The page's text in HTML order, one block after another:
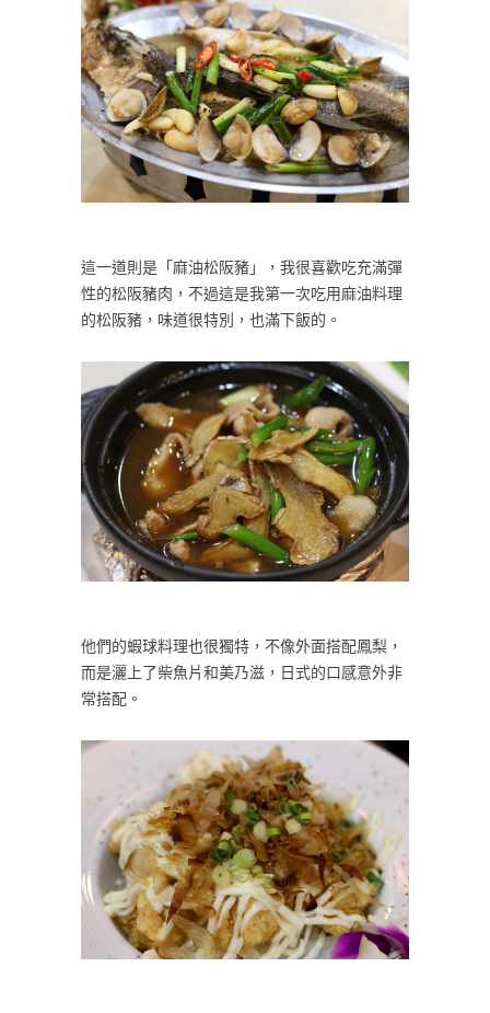
這一道則是「麻油松阪豬」，我很喜歡吃充滿彈
性的松阪豬肉，不過這是我第一次吃用麻油料理
的松阪豬，味道很特別，也滿下飯的。
他們的蝦球料理也很獨特，不像外面搭配鳳梨，
而是灑上了柴魚片和美乃滋，日式的口感意外非
常搭配。